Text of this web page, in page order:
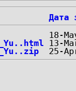
Дата